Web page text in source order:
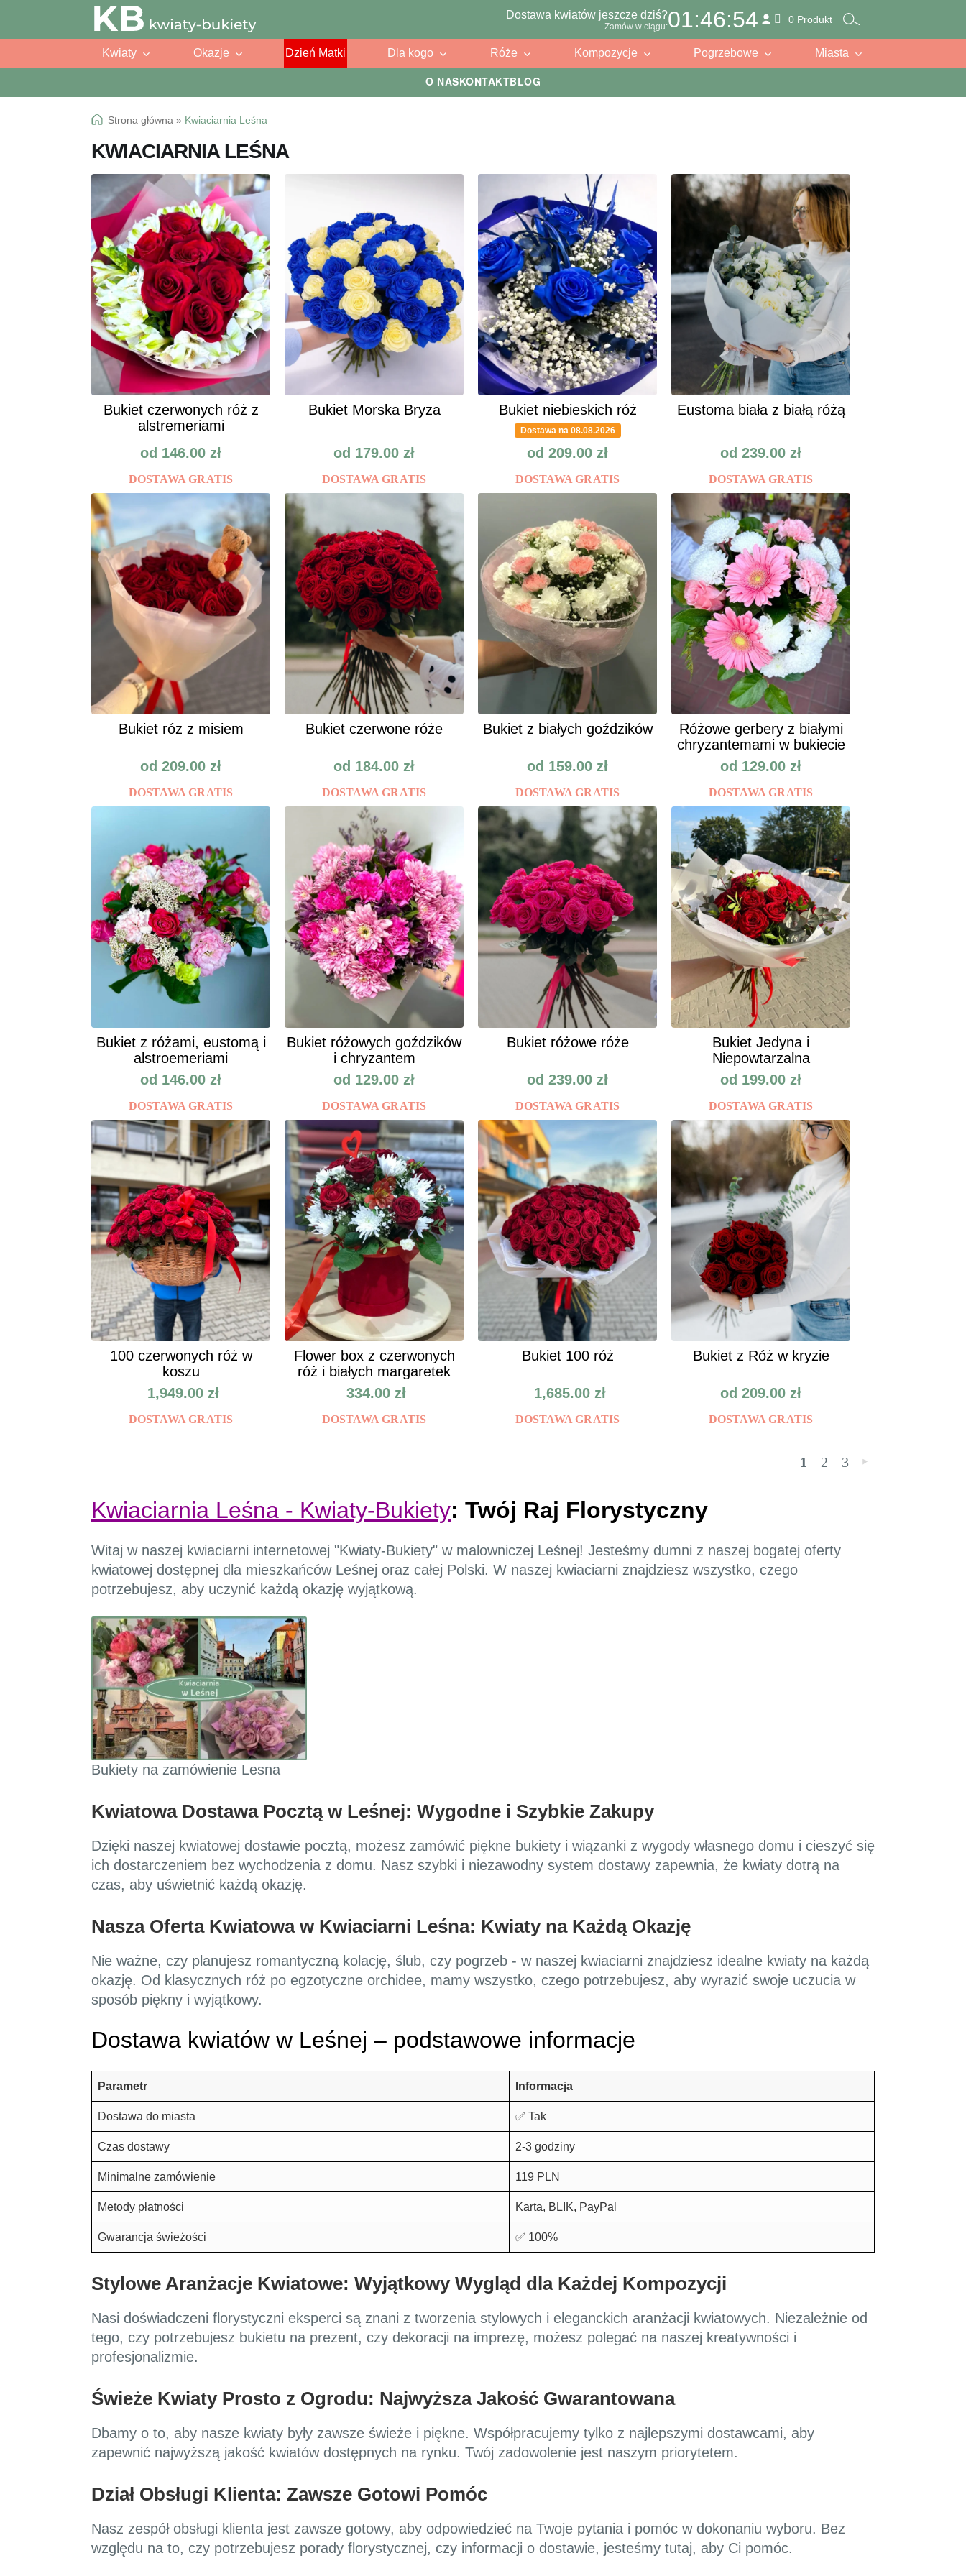
O NASKONTAKTBLOG
Przejdź
do
Przejdź
do
Dostawa kwiatów jeszcze dziś?
Zamów w ciągu:01:46:53 0 Produkt
Kwiaty Okazje Dzień Matki Dla kogo Róże Kompozycje Pogrzebowe Miasta
Strona główna » Kwiaciarnia Leśna
KWIACIARNIA LEŚNA
Bukiet czerwonych róż z
alstremeriami
od 146.00 zł
DOSTAWA GRATIS
Bukiet Morska Bryza
od 179.00 zł
DOSTAWA GRATIS
Bukiet niebieskich róż
Dostawa na 08.08.2026
od 209.00 zł
DOSTAWA GRATIS
Eustoma biała z białą różą
od 239.00 zł
DOSTAWA GRATIS
Bukiet róz z misiem
od 209.00 zł
DOSTAWA GRATIS
Bukiet czerwone róże
od 184.00 zł
DOSTAWA GRATIS
Bukiet z białych goździków
od 159.00 zł
DOSTAWA GRATIS
Różowe gerbery z białymi
chryzantemami w bukiecie
od 129.00 zł
DOSTAWA GRATIS
Bukiet z różami, eustomą i
alstroemeriami
od 146.00 zł
DOSTAWA GRATIS
Bukiet różowych goździków
i chryzantem
od 129.00 zł
DOSTAWA GRATIS
Bukiet różowe róże
od 239.00 zł
DOSTAWA GRATIS
Bukiet Jedyna i
Niepowtarzalna
od 199.00 zł
DOSTAWA GRATIS
100 czerwonych róż w
koszu
1,949.00 zł
DOSTAWA GRATIS
Flower box z czerwonych
róż i białych margaretek
334.00 zł
DOSTAWA GRATIS
Bukiet 100 róż
1,685.00 zł
DOSTAWA GRATIS
Bukiet z Róż w kryzie
od 209.00 zł
DOSTAWA GRATIS
1 2 3 »
Kwiaciarnia Leśna - Kwiaty-Bukiety: Twój Raj Florystyczny
Witaj w naszej kwiaciarni internetowej "Kwiaty-Bukiety" w malowniczej Leśnej! Jesteśmy dumni z naszej bogatej oferty
kwiatowej dostępnej dla mieszkańców Leśnej oraz całej Polski. W naszej kwiaciarni znajdziesz wszystko, czego
potrzebujesz, aby uczynić każdą okazję wyjątkową.
Bukiety na zamówienie Lesna
Kwiatowa Dostawa Pocztą w Leśnej: Wygodne i Szybkie Zakupy
Dzięki naszej kwiatowej dostawie pocztą, możesz zamówić piękne bukiety i wiązanki z wygody własnego domu i cieszyć się
ich dostarczeniem bez wychodzenia z domu. Nasz szybki i niezawodny system dostawy zapewnia, że kwiaty dotrą na
czas, aby uświetnić każdą okazję.
Nasza Oferta Kwiatowa w Kwiaciarni Leśna: Kwiaty na Każdą Okazję
Nie ważne, czy planujesz romantyczną kolację, ślub, czy pogrzeb - w naszej kwiaciarni znajdziesz idealne kwiaty na każdą
okazję. Od klasycznych róż po egzotyczne orchidee, mamy wszystko, czego potrzebujesz, aby wyrazić swoje uczucia w
sposób piękny i wyjątkowy.
Dostawa kwiatów w Leśnej – podstawowe informacje
Parametr Informacja
Dostawa do miasta ✅ Tak
Czas dostawy 2-3 godziny
Minimalne zamówienie 119 PLN
Metody płatności Karta, BLIK, PayPal
Gwarancja świeżości ✅ 100%
Stylowe Aranżacje Kwiatowe: Wyjątkowy Wygląd dla Każdej Kompozycji
Nasi doświadczeni florystyczni eksperci są znani z tworzenia stylowych i eleganckich aranżacji kwiatowych. Niezależnie od
tego, czy potrzebujesz bukietu na prezent, czy dekoracji na imprezę, możesz polegać na naszej kreatywności i
profesjonalizmie.
Świeże Kwiaty Prosto z Ogrodu: Najwyższa Jakość Gwarantowana
Dbamy o to, aby nasze kwiaty były zawsze świeże i piękne. Współpracujemy tylko z najlepszymi dostawcami, aby
zapewnić najwyższą jakość kwiatów dostępnych na rynku. Twój zadowolenie jest naszym priorytetem.
Dział Obsługi Klienta: Zawsze Gotowi Pomóc
Nasz zespół obsługi klienta jest zawsze gotowy, aby odpowiedzieć na Twoje pytania i pomóc w dokonaniu wyboru. Bez
względu na to, czy potrzebujesz porady florystycznej, czy informacji o dostawie, jesteśmy tutaj, aby Ci pomóc.